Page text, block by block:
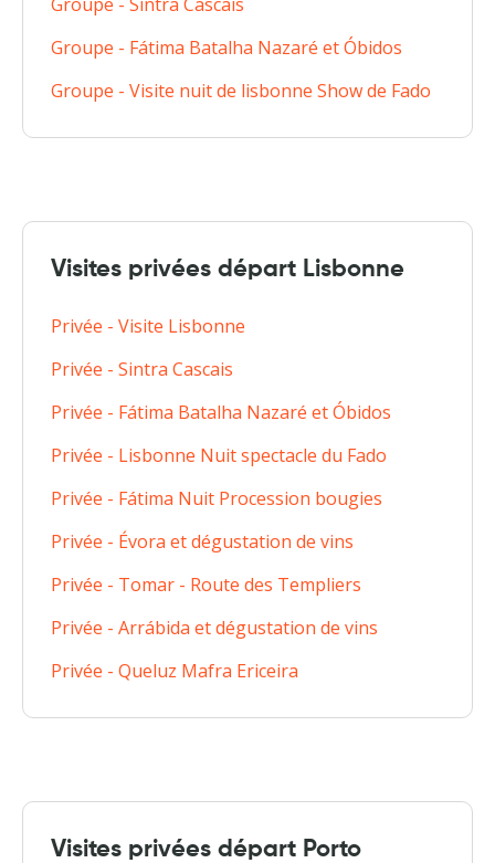
Groupe - Fátima Batalha Nazaré et Óbidos
Groupe - Visite nuit de lisbonne Show de Fado
Visites privées départ Lisbonne
Privée - Visite Lisbonne
Privée - Sintra Cascais
Privée - Fátima Batalha Nazaré et Óbidos
Privée - Lisbonne Nuit spectacle du Fado
Privée - Fátima Nuit Procession bougies
Privée - Évora et dégustation de vins
Privée - Tomar - Route des Templiers
Privée - Arrábida et dégustation de vins
Privée - Queluz Mafra Ericeira
Visites privées départ Porto